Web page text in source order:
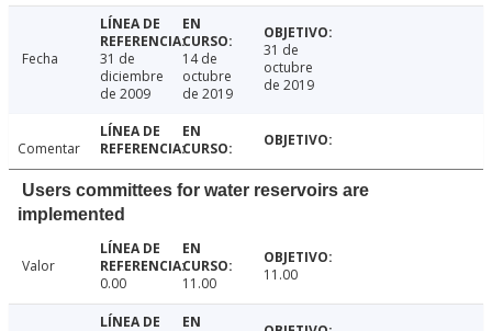
Fecha
31 de
diciembre
de 2009
14 de
octubre
de 2019
31 de
octubre
de 2019
Comentar
Users committees for water reservoirs are
implemented
Valor
0.00
11.00 11.00